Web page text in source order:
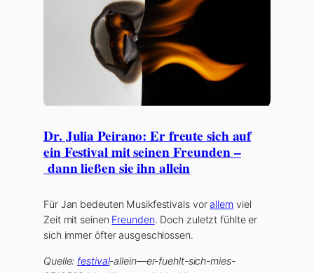
Dr. Julia Peirano: Er freute sich auf
ein Festival mit seinen Freunden –
dann ließen sie ihn allein
Für Jan bedeuten Musikfestivals vorallem viel
Zeit mit seinen Freunden. Doch zuletzt fühlte er
sich immer öfter ausgeschlossen.
Quelle: festival-allein—er-fuehlt-sich-mies-